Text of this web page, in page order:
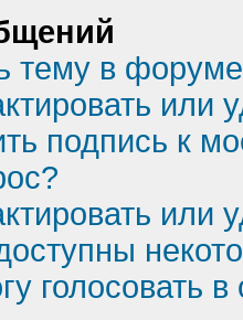
тему в
или
подпись к
или
голосовать в